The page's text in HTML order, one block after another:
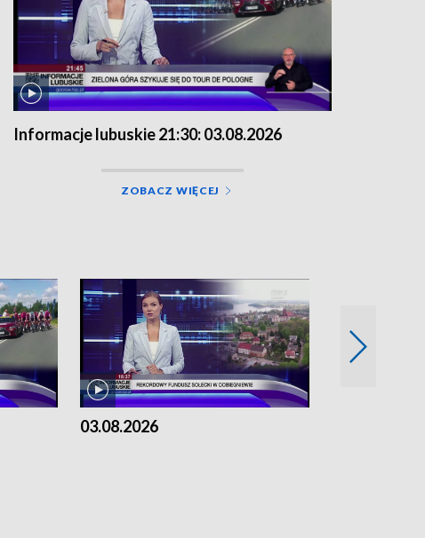
Informacje lubuskie 21:30: 03.08.2026
ZOBACZ WIĘCEJ
03.08.2026